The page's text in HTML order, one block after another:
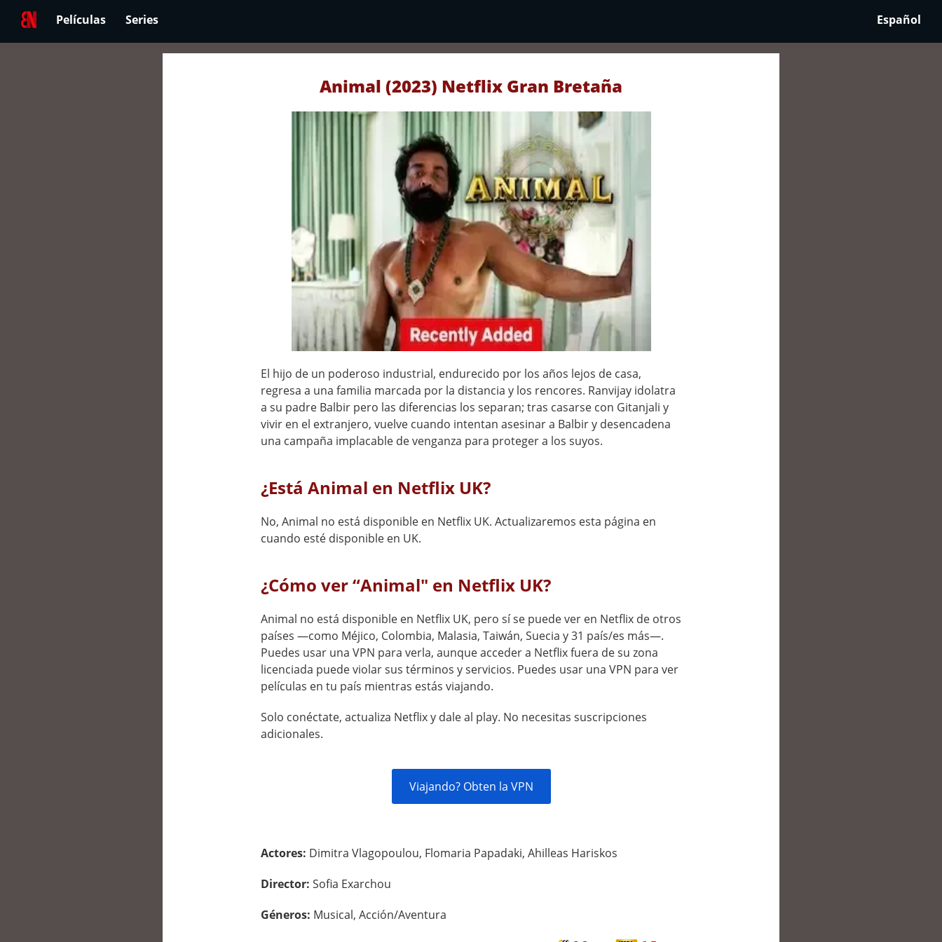
Películas Series Español
Animal (2023) Netflix Gran Bretaña
El hijo de un poderoso industrial, endurecido por los años lejos de casa,
regresa a una familia marcada por la distancia y los rencores. Ranvijay idolatra
a su padre Balbir pero las diferencias los separan; tras casarse con Gitanjali y
vivir en el extranjero, vuelve cuando intentan asesinar a Balbir y desencadena
una campaña implacable de venganza para proteger a los suyos.
¿Está Animal en Netflix UK?
No, Animal no está disponible en Netflix UK. Actualizaremos esta página en
cuando esté disponible en UK.
¿Cómo ver “Animal" en Netflix UK?
Animal no está disponible en Netflix UK, pero sí se puede ver en Netflix de otros
países —como Méjico, Colombia, Malasia, Taiwán, Suecia y 31 país/es más—.
Puedes usar una VPN para verla, aunque acceder a Netflix fuera de su zona
licenciada puede violar sus términos y servicios. Puedes usar una VPN para ver
películas en tu país mientras estás viajando.
Solo conéctate, actualiza Netflix y dale al play. No necesitas suscripciones
adicionales.
Viajando? Obten la VPN
Actores: Dimitra Vlagopoulou, Flomaria Papadaki, Ahilleas Hariskos
Director: Sofia Exarchou
Géneros: Musical, Acción/Aventura